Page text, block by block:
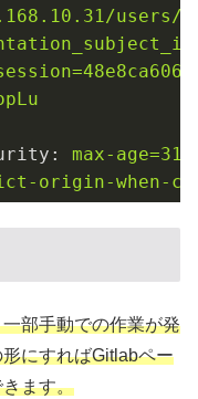
users/
max-
origin-when-
部手動での作業が発
にすればGitlabペー
ます。